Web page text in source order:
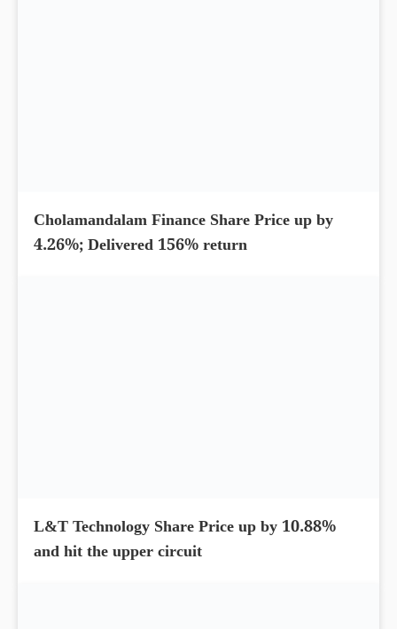
Cholamandalam Finance Share Price up by
4.26%; Delivered 156% return
L&T Technology Share Price up by 10.88%
and hit the upper circuit